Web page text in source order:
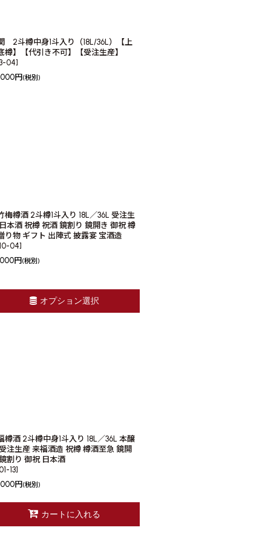
2斗樽中身1斗入り（18L/36L）【上
樽】【代引き不可】【受注生産】
04]
円 (税別)
梅樽酒 2斗樽1斗入り 18L／36L 受注生
本酒 祝樽 祝酒 鏡割り 鏡開き 御祝 樽
り物 ギフト 出陣式 披露宴 宝酒造
04]
円 (税別)
オプション選択
樽酒 2斗樽中身1斗入り 18L／36L 本醸
注生産 来福酒造 祝樽 樽酒至急 鏡開
割り 御祝 日本酒
13]
円 (税別)
カートに入れる